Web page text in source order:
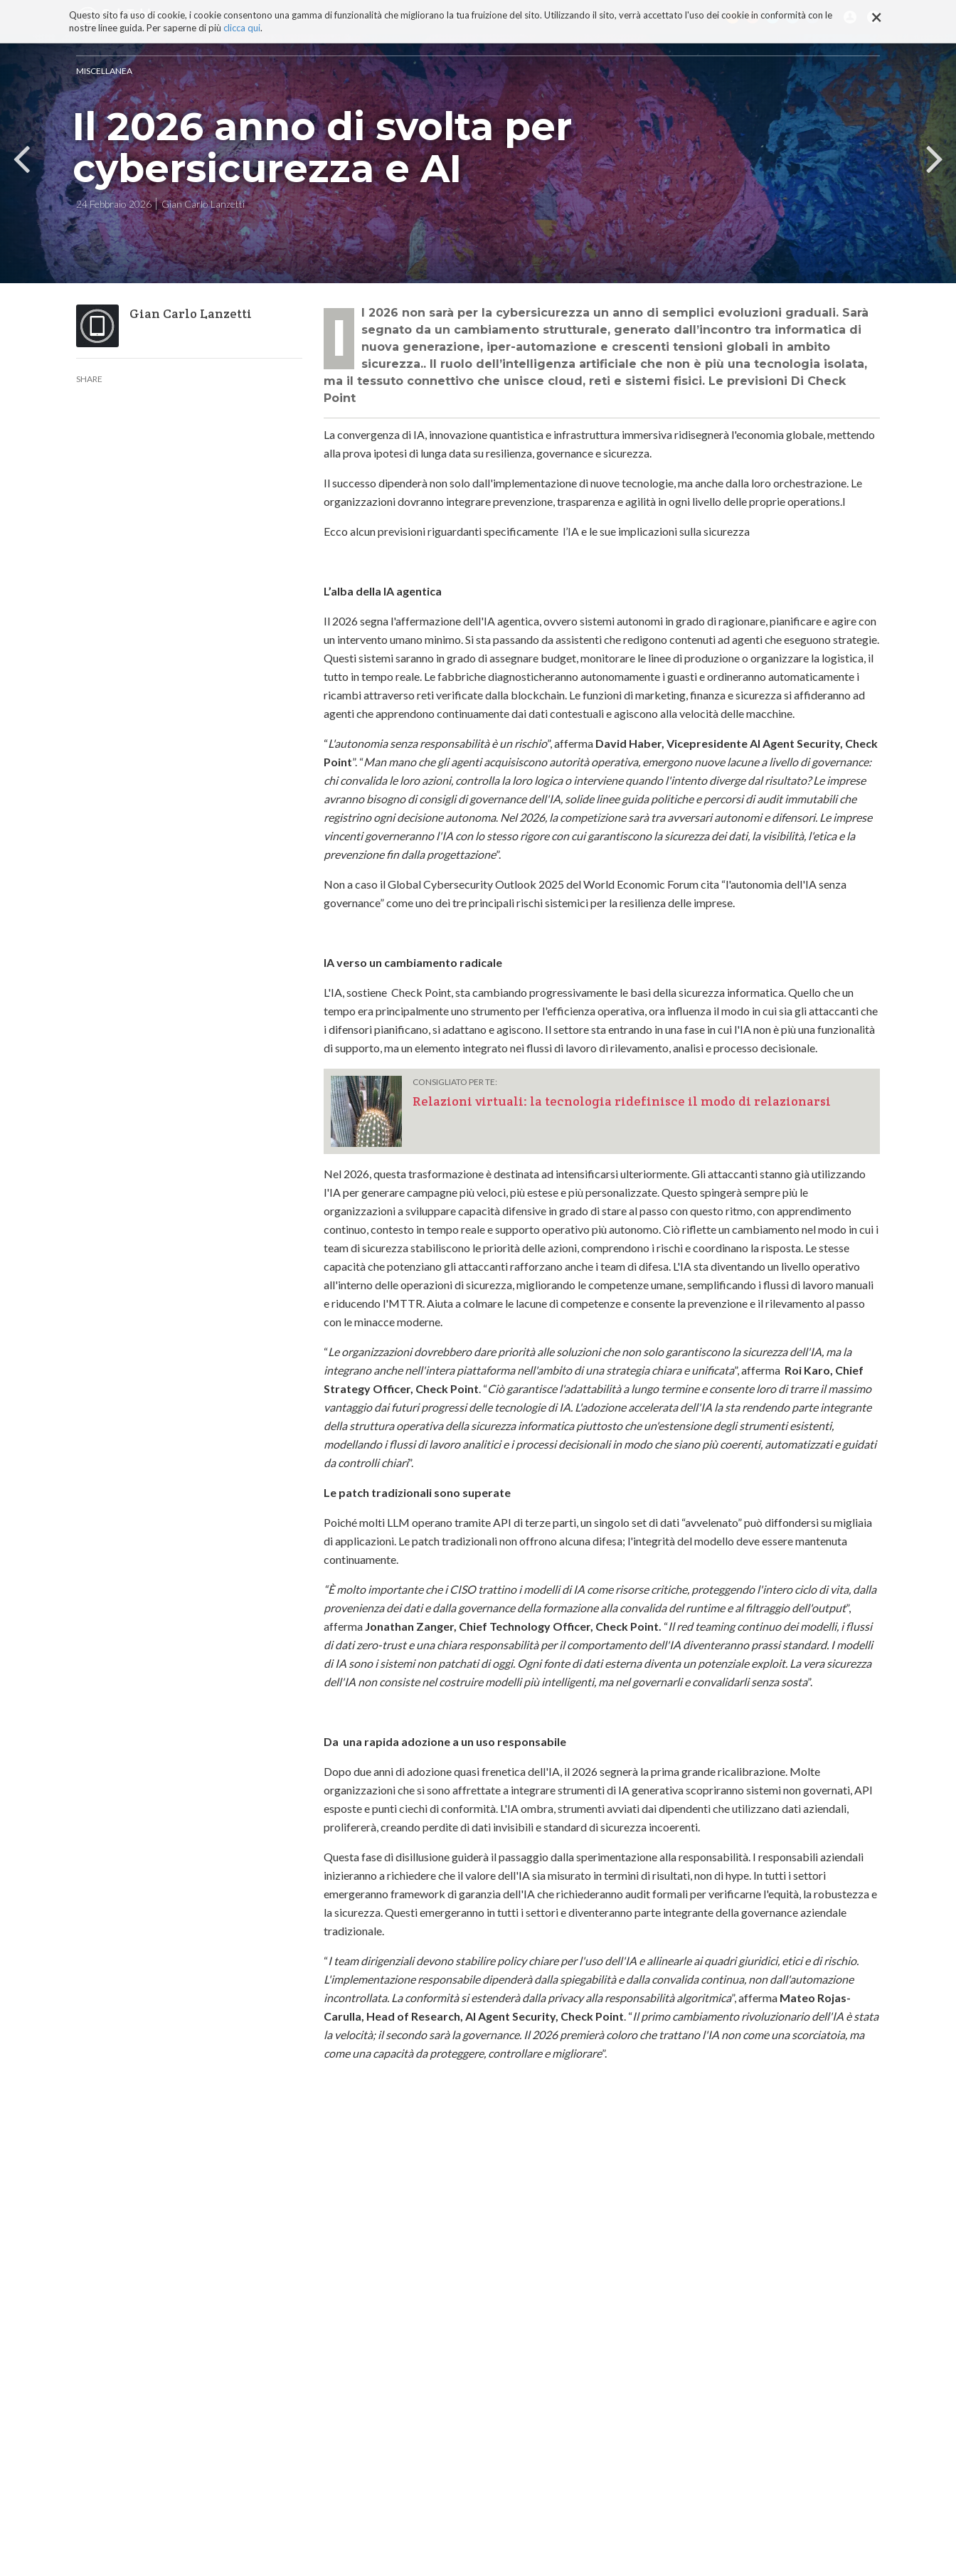
×
Questo sito fa uso di cookie, i cookie consentono una gamma di funzionalità che migliorano la tua fruizione del sito. Utilizzando il sito, verrà accettato l'uso dei cookie in conformità con le
nostre linee guida. Per saperne di più clicca qui.
BLOG TECNOCONSAPEVOLEZZA TECNOBIBLIOGRAFIA I MIEI LIBRI PROGETTO
ai
contenuti.
|
Salta
alla
navigazione
MISCELLANEA
Il 2026 anno di svolta per
cybersicurezza e AI
24 Febbraio 2026 Gian Carlo Lanzetti
Gian Carlo Lanzetti
SHARE
Il 2026 non sarà per la cybersicurezza un anno di semplici evoluzioni graduali. Sarà
segnato da un cambiamento strutturale, generato dall’incontro tra informatica di
nuova generazione, iper-automazione e crescenti tensioni globali in ambito
sicurezza.. Il ruolo dell’intelligenza artificiale che non è più una tecnologia isolata,
ma il tessuto connettivo che unisce cloud, reti e sistemi fisici. Le previsioni Di Check
Point
La convergenza di IA, innovazione quantistica e infrastruttura immersiva ridisegnerà l'economia globale, mettendo
alla prova ipotesi di lunga data su resilienza, governance e sicurezza.
Il successo dipenderà non solo dall'implementazione di nuove tecnologie, ma anche dalla loro orchestrazione. Le
organizzazioni dovranno integrare prevenzione, trasparenza e agilità in ogni livello delle proprie operations.l
Ecco alcun previsioni riguardanti specificamente l’IA e le sue implicazioni sulla sicurezza
L’alba della IA agentica
Il 2026 segna l'affermazione dell'IA agentica, ovvero sistemi autonomi in grado di ragionare, pianificare e agire con
un intervento umano minimo. Si sta passando da assistenti che redigono contenuti ad agenti che eseguono strategie.
Questi sistemi saranno in grado di assegnare budget, monitorare le linee di produzione o organizzare la logistica, il
tutto in tempo reale. Le fabbriche diagnosticheranno autonomamente i guasti e ordineranno automaticamente i
ricambi attraverso reti verificate dalla blockchain. Le funzioni di marketing, finanza e sicurezza si affideranno ad
agenti che apprendono continuamente dai dati contestuali e agiscono alla velocità delle macchine.
“L'autonomia senza responsabilità è un rischio”, afferma David Haber, Vicepresidente AI Agent Security, Check
Point”. “Man mano che gli agenti acquisiscono autorità operativa, emergono nuove lacune a livello di governance:
chi convalida le loro azioni, controlla la loro logica o interviene quando l'intento diverge dal risultato? Le imprese
avranno bisogno di consigli di governance dell'IA, solide linee guida politiche e percorsi di audit immutabili che
registrino ogni decisione autonoma. Nel 2026, la competizione sarà tra avversari autonomi e difensori. Le imprese
vincenti governeranno l'IA con lo stesso rigore con cui garantiscono la sicurezza dei dati, la visibilità, l'etica e la
prevenzione fin dalla progettazione”.
Non a caso il Global Cybersecurity Outlook 2025 del World Economic Forum cita “l'autonomia dell'IA senza
governance” come uno dei tre principali rischi sistemici per la resilienza delle imprese.
IA verso un cambiamento radicale
L'IA, sostiene Check Point, sta cambiando progressivamente le basi della sicurezza informatica. Quello che un
tempo era principalmente uno strumento per l'efficienza operativa, ora influenza il modo in cui sia gli attaccanti che
i difensori pianificano, si adattano e agiscono. Il settore sta entrando in una fase in cui l'IA non è più una funzionalità
di supporto, ma un elemento integrato nei flussi di lavoro di rilevamento, analisi e processo decisionale.
CONSIGLIATO PER TE:
Relazioni virtuali: la tecnologia ridefinisce il modo di relazionarsi
Nel 2026, questa trasformazione è destinata ad intensificarsi ulteriormente. Gli attaccanti stanno già utilizzando
l'IA per generare campagne più veloci, più estese e più personalizzate. Questo spingerà sempre più le
organizzazioni a sviluppare capacità difensive in grado di stare al passo con questo ritmo, con apprendimento
continuo, contesto in tempo reale e supporto operativo più autonomo. Ciò riflette un cambiamento nel modo in cui i
team di sicurezza stabiliscono le priorità delle azioni, comprendono i rischi e coordinano la risposta. Le stesse
capacità che potenziano gli attaccanti rafforzano anche i team di difesa. L'IA sta diventando un livello operativo
all'interno delle operazioni di sicurezza, migliorando le competenze umane, semplificando i flussi di lavoro manuali
e riducendo l'MTTR. Aiuta a colmare le lacune di competenze e consente la prevenzione e il rilevamento al passo
con le minacce moderne.
“Le organizzazioni dovrebbero dare priorità alle soluzioni che non solo garantiscono la sicurezza dell'IA, ma la
integrano anche nell'intera piattaforma nell'ambito di una strategia chiara e unificata”, afferma Roi Karo, Chief
Strategy Officer, Check Point . “Ciò garantisce l'adattabilità a lungo termine e consente loro di trarre il massimo
vantaggio dai futuri progressi delle tecnologie di IA. L'adozione accelerata dell'IA la sta rendendo parte integrante
della struttura operativa della sicurezza informatica piuttosto che un'estensione degli strumenti esistenti,
modellando i flussi di lavoro analitici e i processi decisionali in modo che siano più coerenti, automatizzati e guidati
da controlli chiari”.
Le patch tradizionali sono superate
Poiché molti LLM operano tramite API di terze parti, un singolo set di dati “avvelenato” può diffondersi su migliaia
di applicazioni. Le patch tradizionali non offrono alcuna difesa; l'integrità del modello deve essere mantenuta
continuamente.
“È molto importante che i CISO trattino i modelli di IA come risorse critiche, proteggendo l'intero ciclo di vita, dalla
provenienza dei dati e dalla governance della formazione alla convalida del runtime e al filtraggio dell'output”,
afferma Jonathan Zanger, Chief Technology Officer, Check Point. “Il red teaming continuo dei modelli, i flussi
di dati zero-trust e una chiara responsabilità per il comportamento dell'IA diventeranno prassi standard. I modelli
di IA sono i sistemi non patchati di oggi. Ogni fonte di dati esterna diventa un potenziale exploit. La vera sicurezza
dell'IA non consiste nel costruire modelli più intelligenti, ma nel governarli e convalidarli senza sosta”.
Da una rapida adozione a un uso responsabile
Dopo due anni di adozione quasi frenetica dell'IA, il 2026 segnerà la prima grande ricalibrazione. Molte
organizzazioni che si sono affrettate a integrare strumenti di IA generativa scopriranno sistemi non governati, API
esposte e punti ciechi di conformità. L'IA ombra, strumenti avviati dai dipendenti che utilizzano dati aziendali,
prolifererà, creando perdite di dati invisibili e standard di sicurezza incoerenti.
Questa fase di disillusione guiderà il passaggio dalla sperimentazione alla responsabilità. I responsabili aziendali
inizieranno a richiedere che il valore dell'IA sia misurato in termini di risultati, non di hype. In tutti i settori
emergeranno framework di garanzia dell'IA che richiederanno audit formali per verificarne l'equità, la robustezza e
la sicurezza. Questi emergeranno in tutti i settori e diventeranno parte integrante della governance aziendale
tradizionale.
“I team dirigenziali devono stabilire policy chiare per l'uso dell'IA e allinearle ai quadri giuridici, etici e di rischio.
L'implementazione responsabile dipenderà dalla spiegabilità e dalla convalida continua, non dall'automazione
incontrollata. La conformità si estenderà dalla privacy alla responsabilità algoritmica”, afferma Mateo Rojas-
Carulla, Head of Research, AI Agent Security, Check Point . “Il primo cambiamento rivoluzionario dell'IA è stata
la velocità; il secondo sarà la governance. Il 2026 premierà coloro che trattano l'IA non come una scorciatoia, ma
come una capacità da proteggere, controllare e migliorare”.